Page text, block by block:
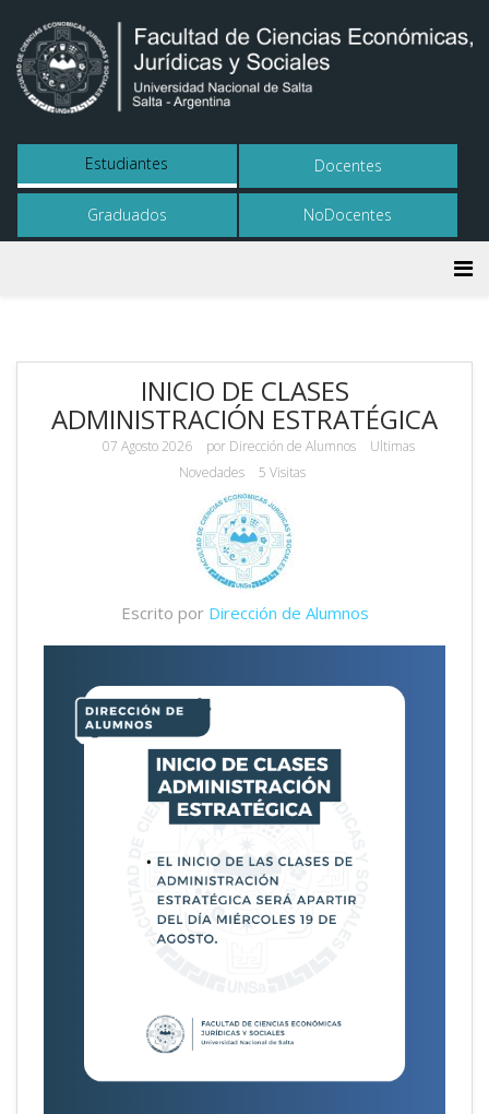
Estudiantes Docentes
Graduados NoDocentes
INICIO DE CLASES
ADMINISTRACIÓN ESTRATÉGICA
07 Agosto 2026 por Dirección de Alumnos
Ultimas
Novedades
5 Visitas
Escrito por Dirección de Alumnos